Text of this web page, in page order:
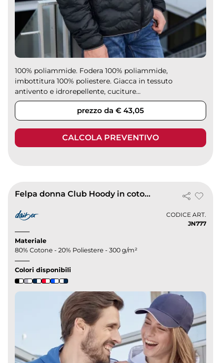
100% poliammide. Fodera 100% poliammide,
imbottitura 100% poliestere. Giacca in tessuto
antivento e idrorepellente, cuciture...
prezzo da € 43,05
CALCOLA PREVENTIVO
Felpa donna Club Hoody in cotone 300g, bicolore, cappuccio double
CODICE ART.
JN777
Materiale
80% Cotone - 20% Poliestere - 300 g/m²
Colori disponibili